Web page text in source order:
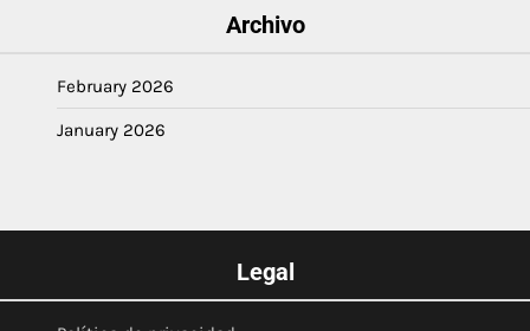
Archivo
February 2026
January 2026
Legal